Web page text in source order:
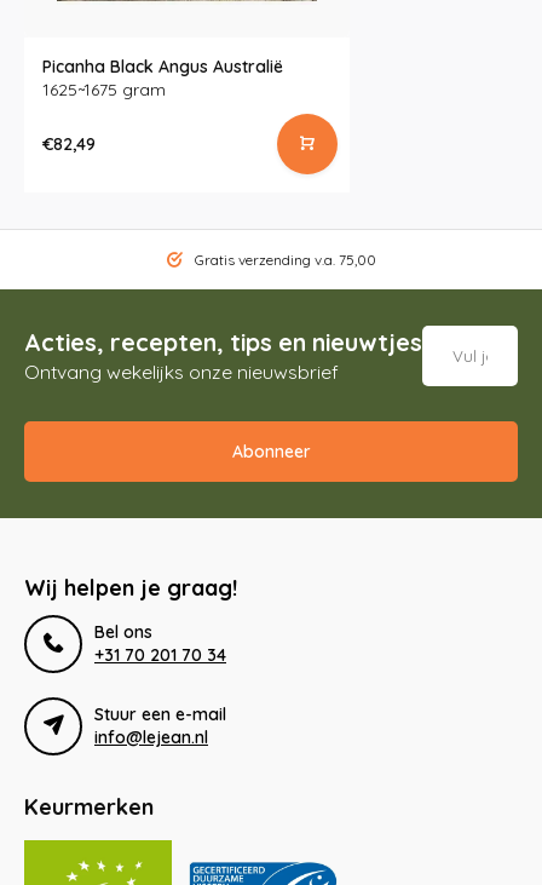
Picanha Black Angus Australië
1625~1675 gram
€82,49
Gratis verzending v.a. 75,00
Acties, recepten, tips en nieuwtjes
Ontvang wekelijks onze nieuwsbrief
Abonneer
Wij helpen je graag!
Bel ons
+31 70 201 70 34
Stuur een e-mail
info@lejean.nl
Keurmerken